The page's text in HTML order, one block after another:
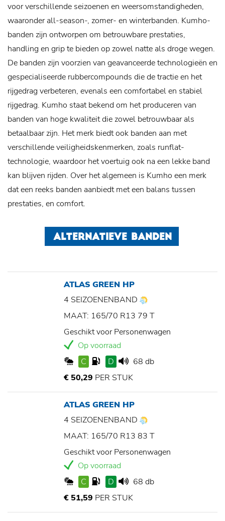
voor verschillende seizoenen en weersomstandigheden,
waaronder all-season-, zomer- en winterbanden. Kumho-
banden zijn ontworpen om betrouwbare prestaties,
handling en grip te bieden op zowel natte als droge wegen.
De banden zijn voorzien van geavanceerde technologieën en
gespecialiseerde rubbercompounds die de tractie en het
rijgedrag verbeteren, evenals een comfortabel en stabiel
rijgedrag. Kumho staat bekend om het produceren van
banden van hoge kwaliteit die zowel betrouwbaar als
betaalbaar zijn. Het merk biedt ook banden aan met
verschillende veiligheidskenmerken, zoals runflat-
technologie, waardoor het voertuig ook na een lekke band
kan blijven rijden. Over het algemeen is Kumho een merk
dat een reeks banden aanbiedt met een balans tussen
prestaties, en comfort.
ALTERNATIEVE BANDEN
ATLAS GREEN HP
4 SEIZOENENBAND
MAAT: 165/70 R13 79 T
Geschikt voor Personenwagen
Op voorraad
C
D
68 db
€ 50,29 PER STUK
ATLAS GREEN HP
4 SEIZOENENBAND
MAAT: 165/70 R13 83 T
Geschikt voor Personenwagen
Op voorraad
C
D
68 db
€ 51,59 PER STUK